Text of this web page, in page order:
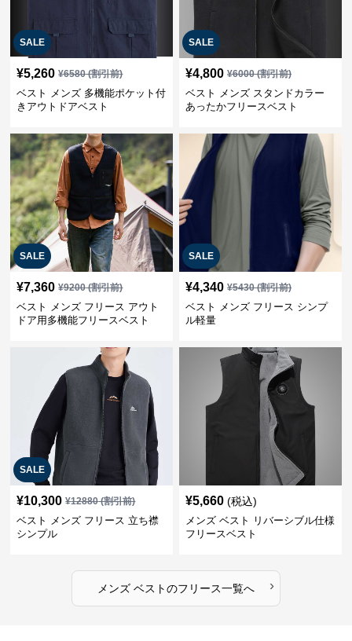
SALE
¥5,260 ¥6580(割引前)
ベスト メンズ 多機能ポケット付
きアウトドアベスト
SALE
¥4,800 ¥6000(割引前)
ベスト メンズ スタンドカラー
あったかフリースベスト
SALE
¥7,360 ¥9200(割引前)
ベスト メンズ フリース アウト
ドア用多機能フリースベスト
SALE
¥4,340 ¥5430(割引前)
ベスト メンズ フリース シンプ
ル軽量
SALE
¥10,300 ¥12880(割引前)
ベスト メンズ フリース 立ち襟
シンプル
¥5,660 (税込)
メンズ ベスト リバーシブル仕様
フリースベスト
メンズ ベストのフリース一覧へ ›